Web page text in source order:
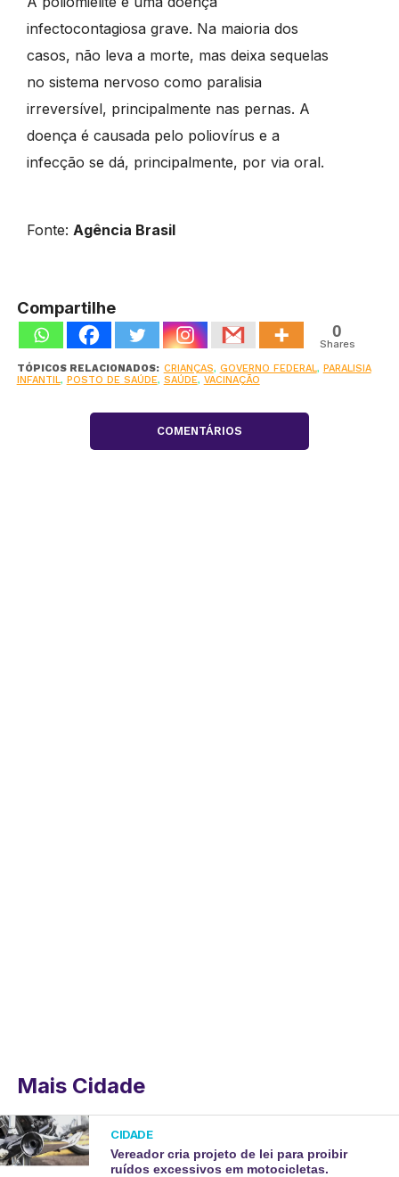
infectocontagiosa grave. Na maioria dos
casos, não leva a morte, mas deixa sequelas
no sistema nervoso como paralisia
irreversível, principalmente nas pernas. A
doença é causada pelo poliovírus e a
infecção se dá, principalmente, por via oral.
Fonte: Agência Brasil
Compartilhe
0
Shares
TÓPICOS RELACIONADOS: CRIANÇAS, GOVERNO FEDERAL, PARALISIA
INFANTIL, POSTO DE SAÚDE, SAÚDE, VACINAÇÃO
COMENTÁRIOS
Mais Cidade
CIDADE
Vereador cria projeto de lei para proibir
ruídos excessivos em motocicletas.